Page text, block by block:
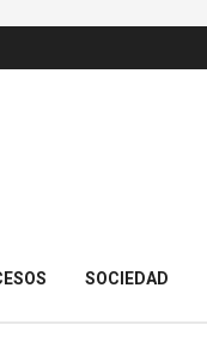
SOCIEDAD